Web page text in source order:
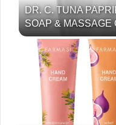
DR. C. TUNA
SOAP & MASSAGE